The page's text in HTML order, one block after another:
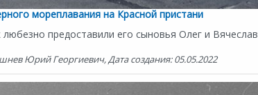
мореплавания на Красной пристани
предоставили его сыновья Олег и Вячеслав
Юрий Георгиевич, Дата создания: 05.05.2022